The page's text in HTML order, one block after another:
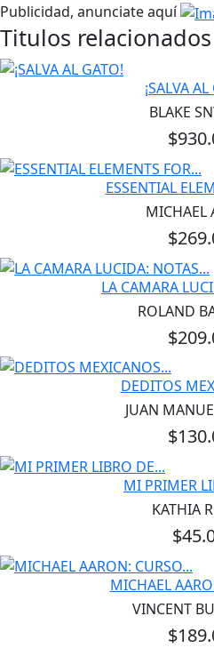
Publicidad, anunciate aquí
Titulos relacionados
¡SALVA
BLAKE
ESSENTIAL
MICHAEL
LA CAMARA
ROLAND
DEDITOS
JUAN
MI PRIMER
KATHIA
MICHAEL
VINCENT